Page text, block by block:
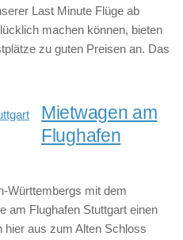
Last Minute Flüge ab
machen können, bieten
zu guten Preisen an. Das
Mietwagen am
Flughafen
Württembergs mit dem
am Flughafen Stuttgart einen
hier aus zum Alten Schloss